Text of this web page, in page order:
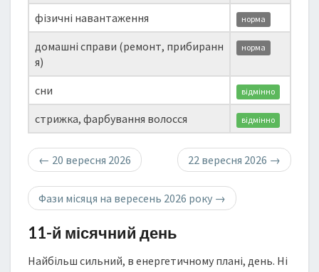
фізичні навантаження норма
домашні справи (ремонт, прибиранн
я)
норма
сни відмінно
стрижка, фарбування волосся відмінно
← 20 вересня 2026 22 вересня 2026 →
Фази місяця на вересень 2026 року →
11-й місячний день
Найбільш сильний, в енергетичному плані, день. Ні